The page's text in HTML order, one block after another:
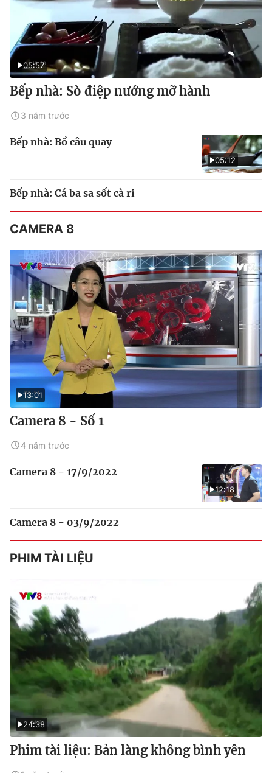
05:57
Bếp nhà: Sò điệp nướng mỡ hành
3 năm trước
05:12
Bếp nhà: Bồ câu quay
Bếp nhà: Cá ba sa sốt cà ri
CAMERA 8
13:01
Camera 8 - Số 1
4 năm trước
12:18
Camera 8 - 17/9/2022
Camera 8 - 03/9/2022
PHIM TÀI LIỆU
24:38
Phim tài liệu: Bản làng không bình yên